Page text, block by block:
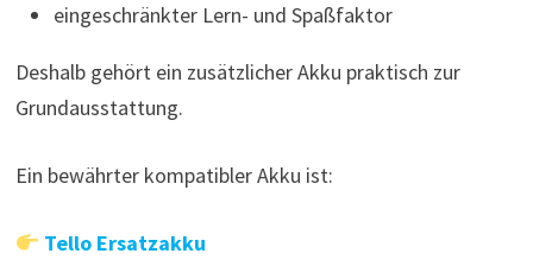
eingeschränkter Lern- und Spaßfaktor
Deshalb gehört ein zusätzlicher Akku praktisch zur
Grundausstattung.
Ein bewährter kompatibler Akku ist:
Tello Ersatzakku